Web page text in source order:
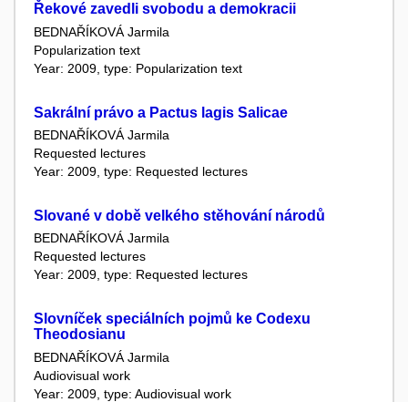
Řekové zavedli svobodu a demokracii
BEDNAŘÍKOVÁ Jarmila
Popularization text
Year: 2009, type: Popularization text
Sakrální právo a Pactus lagis Salicae
BEDNAŘÍKOVÁ Jarmila
Requested lectures
Year: 2009, type: Requested lectures
Slované v době velkého stěhování národů
BEDNAŘÍKOVÁ Jarmila
Requested lectures
Year: 2009, type: Requested lectures
Slovníček speciálních pojmů ke Codexu
Theodosianu
BEDNAŘÍKOVÁ Jarmila
Audiovisual work
Year: 2009, type: Audiovisual work